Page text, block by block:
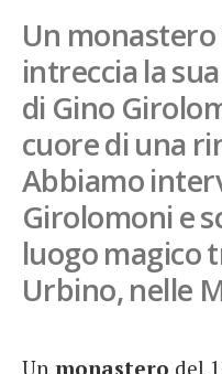
Un
intreccia la
di Gino
cuore di una
Abbiamo
Girolomoni e
luogo magico
Urbino, nelle
Un monastero del